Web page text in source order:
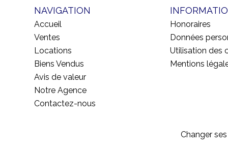
NAVIGATION
Accueil
Ventes
Locations
Biens Vendus
Avis de valeur
Notre Agence
Contactez-nous
Honoraires
Données
Utilisation des
Mentions
Changer